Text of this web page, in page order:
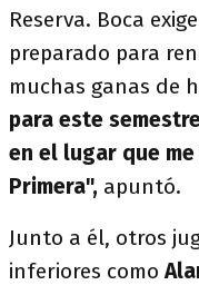
Reserva. Boca
preparado para
muchas ganas de
para este
en el lugar que
Primera", apuntó.
Junto a él, otros
inferiores como